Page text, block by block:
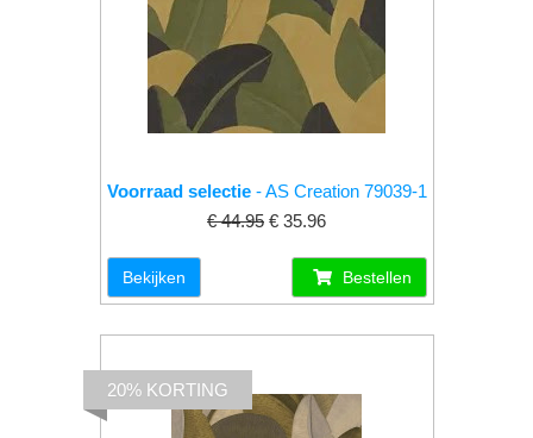
Voorraad selectie- AS Creation 79039-1
€ 44.95 € 35.96
Bekijken Bestellen
20% KORTING